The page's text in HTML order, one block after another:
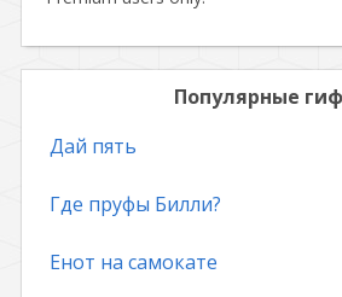
Популярные
Дай пять
Где пруфы Билли?
Енот на самокате